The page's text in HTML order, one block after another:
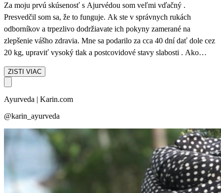
Za moju prvú skúsenosť s Ajurvédou som veľmi vďačný .
Presvedčil som sa, že to funguje. Ak ste v správnych rukách
odborníkov a trpezlivo dodržiavate ich pokyny zamerané na
zlepšenie vášho zdravia. Mne sa podarilo za cca 40 dní dať dole cez
20 kg, upraviť vysoký tlak a postcovidové stavy slabosti . Ako
ale na druhej strane sme na to nemali ani čas , keďže stále sme mali
nejaké procedúry. Musím vyzdvihnúť vašu profesionalitu a
ľudskosť pri všetkých organizačných veciach, čo napomohlo
môjmu pozitívnemu dojmu z prvej návštevy Srí Lanky a vlastne aj
personál bol milý a ochotný . Počasie je tam super, stále stabilná
ZISTI VIAC
Ayurveda | Karin.com
@karin_ayurveda